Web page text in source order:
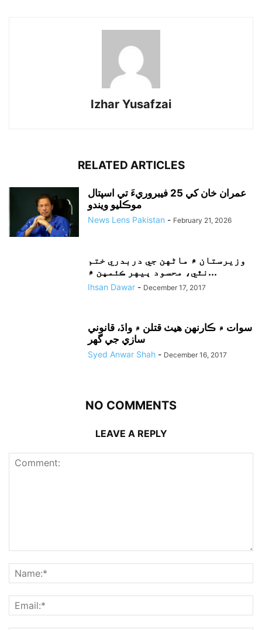
Izhar Yusafzai
RELATED ARTICLES
عمران خان کي 25 فيبروريءَ تي اسپتال
موڪليو ويندو
News Lens Pakistan - February 21, 2026
وزيرستان ۾ ماڻهن جي دربدري ختم
نٿي، محسود ٻيهر ڪئمپن ۾...
Ihsan Dawar - December 17, 2017
سوات ۾ ڪارنهن هيٺ قتلن ۾ واڌ، قانوني
سازي جي گهر
Syed Anwar Shah - December 16, 2017
NO COMMENTS
LEAVE A REPLY